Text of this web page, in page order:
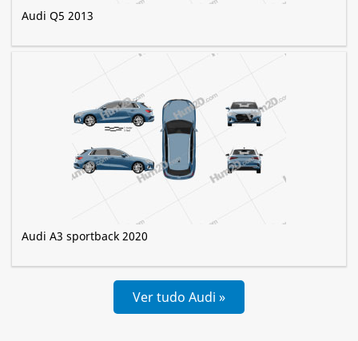
Audi Q5 2013
Audi A3 sportback 2020
Ver tudo Audi »